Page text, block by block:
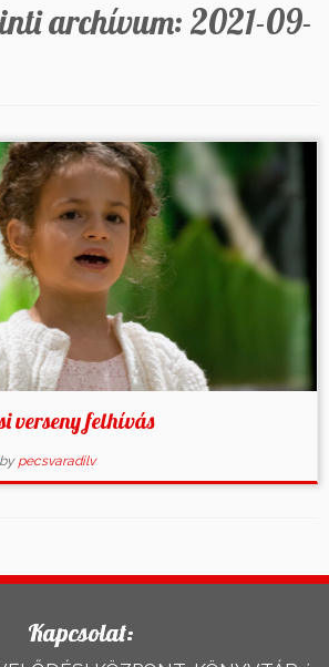
archívum: 2021-09-
verseny felhívás
by pecsvaradilv
Kapcsolat: